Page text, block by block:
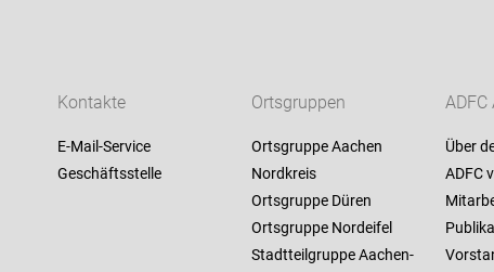
Kontakte
E-Mail-Service
Geschäftsstelle
Ortsgruppen
Ortsgruppe Aachen
Nordkreis
Ortsgruppe Düren
Ortsgruppe Nordeifel
Stadtteilgruppe Aachen-
Über
ADFC